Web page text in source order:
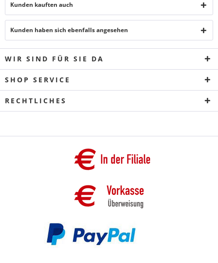
Kunden kauften auch
Kunden haben sich ebenfalls angesehen
WIR SIND FÜR SIE DA
SHOP SERVICE
RECHTLICHES